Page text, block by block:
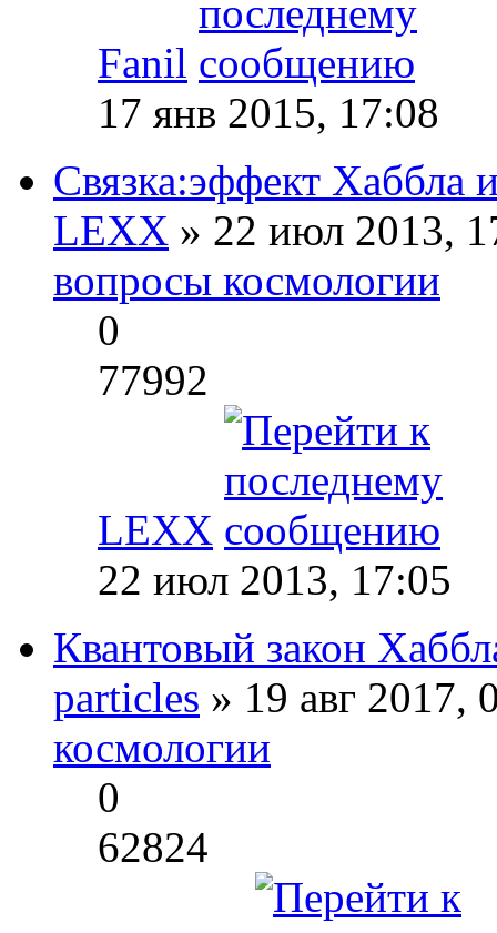
Fanil
17 янв 2015, 17:08
Связка:эффект Хаббла
LEXX » 22 июл 2013,
вопросы космологии
0
77992
LEXX
22 июл 2013, 17:05
Квантовый закон
particles » 19 авг 2017,
космологии
0
62824